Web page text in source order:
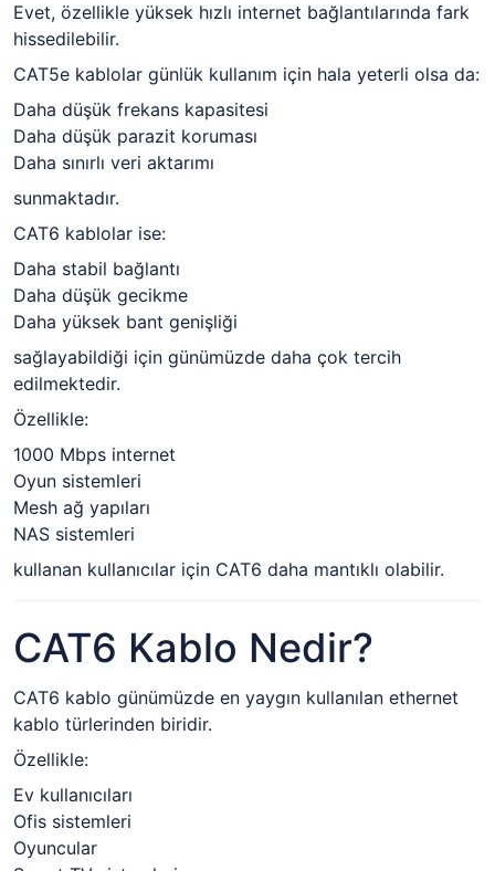
Evet, özellikle yüksek hızlı internet bağlantılarında fark
hissedilebilir.
CAT5e kablolar günlük kullanım için hala yeterli olsa da:
Daha düşük frekans kapasitesi
Daha düşük parazit koruması
Daha sınırlı veri aktarımı
sunmaktadır.
CAT6 kablolar ise:
Daha stabil bağlantı
Daha düşük gecikme
Daha yüksek bant genişliği
sağlayabildiği için günümüzde daha çok tercih
edilmektedir.
Özellikle:
1000 Mbps internet
Oyun sistemleri
Mesh ağ yapıları
NAS sistemleri
kullanan kullanıcılar için CAT6 daha mantıklı olabilir.
CAT6 Kablo Nedir?
CAT6 kablo günümüzde en yaygın kullanılan ethernet
kablo türlerinden biridir.
Özellikle:
Ev kullanıcıları
Ofis sistemleri
Oyuncular